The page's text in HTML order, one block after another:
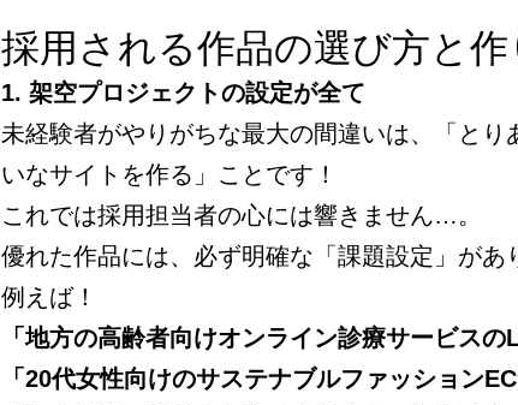
採用される作品の選び方と作
1. 架空プロジェクトの設定が全て
未経験者がやりがちな最大の間違いは、「とり
いなサイトを作る」ことです！
これでは採用担当者の心には響きません…。
優れた作品には、必ず明確な「課題設定」があ
例えば！
「地方の高齢者向けオンライン診療サービスの
「20代女性向けのサステナブルファッションEC